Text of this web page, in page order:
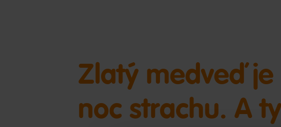
Zlatý medveď
noc strachu. A